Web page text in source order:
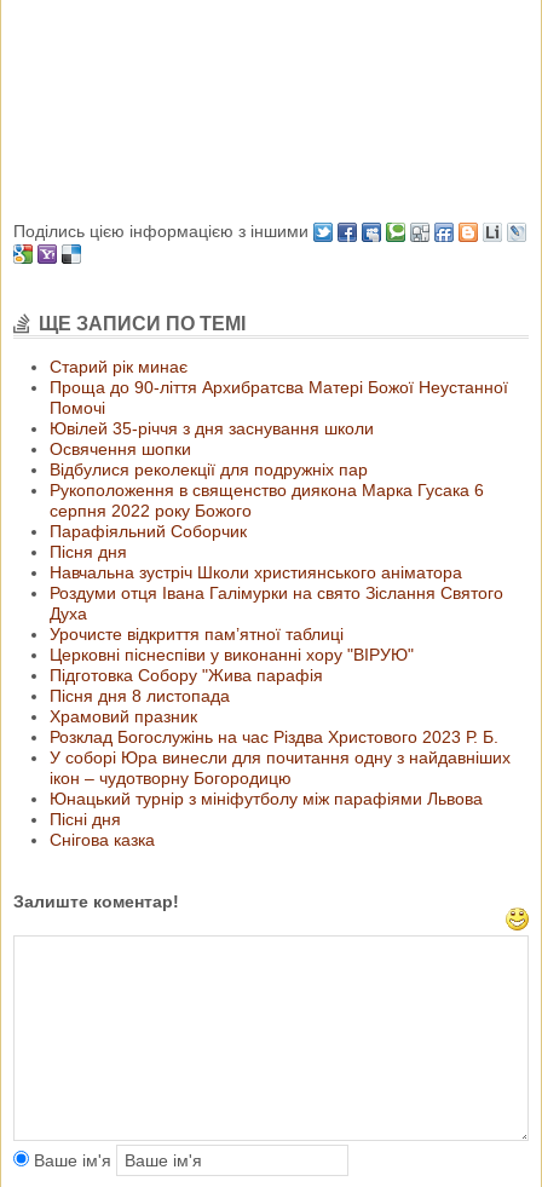
Поділись цією інформацією з іншими
ЩЕ ЗАПИСИ ПО ТЕМІ
Старий рік минає
Проща до 90-ліття Архибратсва Матері Божої Неустанної
Помочі
Ювілей 35-річчя з дня заснування школи
Освячення шопки
Відбулися реколекції для подружніх пар
Рукоположення в священство диякона Марка Гусака 6
серпня 2022 року Божого
Парафіяльний Соборчик
Пісня дня
Навчальна зустріч Школи християнського аніматора
Роздуми отця Івана Галімурки на свято Зіслання Святого
Духа
Урочисте відкриття пам’ятної таблиці
Церковні піснеспіви у виконанні хору "ВІРУЮ"
Підготовка Собору "Жива парафія
Пісня дня 8 листопада
Храмовий празник
Розклад Богослужінь на час Різдва Христового 2023 Р. Б.
У соборі Юра винесли для почитання одну з найдавніших
ікон ‒ чудотворну Богородицю
Юнацький турнір з мініфутболу між парафіями Львова
Пісні дня
Снігова казка
Залиште коментар!
Ваше ім'я